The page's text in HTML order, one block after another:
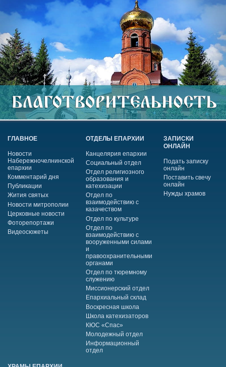
ГЛАВНОЕ
Новости
Набережночелнинской
епархии
Комментарий дня
Публикации
Жития святых
Новости митрополии
Церковные новости
Фоторепортажи
Видеосюжеты
ОТДЕЛЫ ЕПАРХИИ
Канцелярия епархии
Социальный отдел
Отдел религиозного
образования и
катехизации
Отдел по
взаимодействию с
казачеством
Отдел по культуре
Отдел по
взаимодействию с
вооруженными силами
и
правоохранительными
органами
Отдел по тюремному
служению
Миссионерский отдел
Епархиальный склад
Воскресная школа
Школа катехизаторов
КЮС «Спас»
Молодежный отдел
Информационный
отдел
ЗАПИСКИ
ОНЛАЙН
Подать записку
онлайн
Поставить свечу
онлайн
Нужды храмов